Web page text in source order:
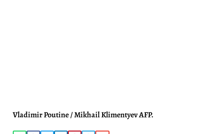
Vladimir Poutine / Mikhail Klimentyev AFP.